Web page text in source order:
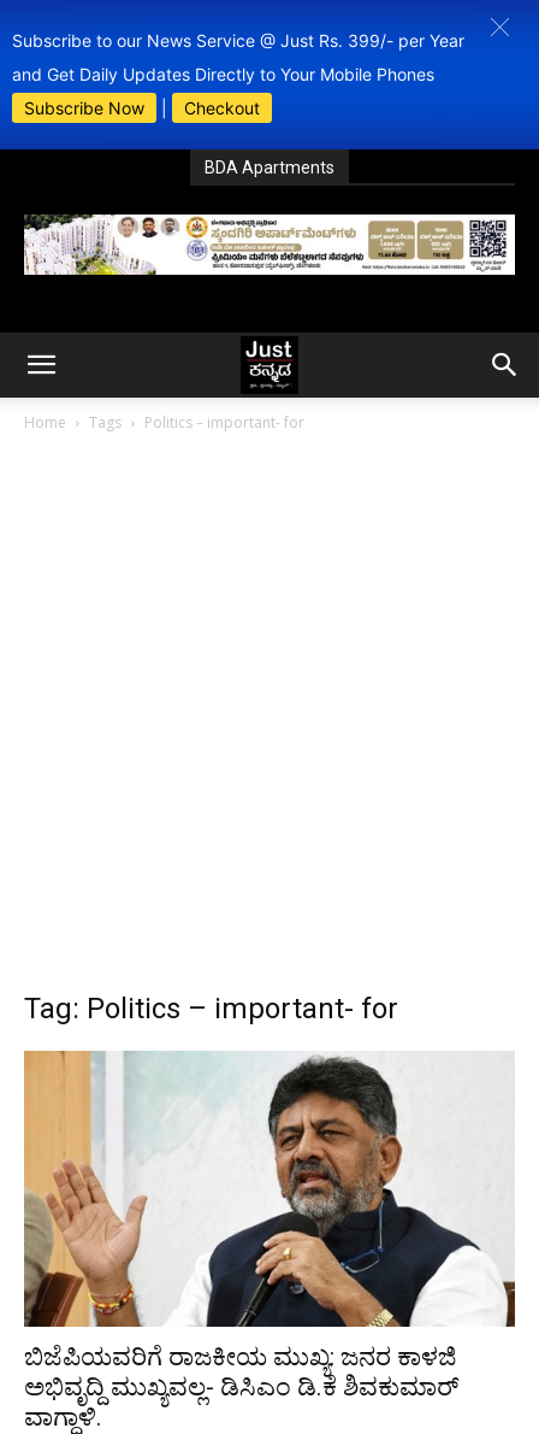
Subscribe to our News Service @ Just Rs. 399/- per Year
and Get Daily Updates Directly to Your Mobile Phones
Subscribe Now
Checkout
BDA Apartments
Home Tags Politics – important- for
Tag: Politics – important- for
ಬಿಜೆಪಿಯವರಿಗೆ ರಾಜಕೀಯ ಮುಖ್ಯ: ಜನರ ಕಾಳಜಿ
ಅಭಿವೃದ್ದಿ ಮುಖ್ಯವಲ್ಲ- ಡಿಸಿಎಂ ಡಿ.ಕೆ ಶಿವಕುಮಾರ್
ವಾಗ್ದಾಳಿ.